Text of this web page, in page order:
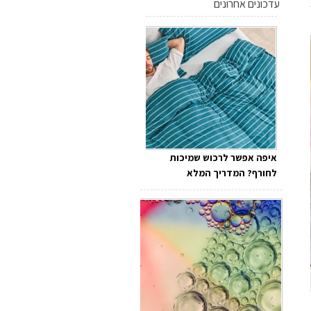
עדכונים אחרונים
איפה אפשר לרכוש שמיכות
לחורף? המדריך המלא